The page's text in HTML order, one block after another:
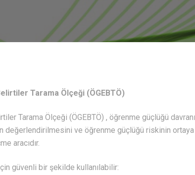
Tarama Ölçeği (ÖGEBTÖ)
Tarama Ölçeği (ÖGEBTÖ) , öğrenme güçlüğü
değerlendirilmesini ve öğrenme güçlüğü riskinin ortaya
aracıdır.
güvenli bir şekilde kullanılabilir: